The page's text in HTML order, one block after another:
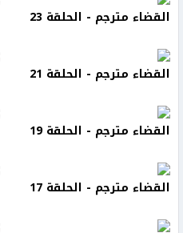
القضاء مترجم - الحلقة 23
القضاء مترجم - الحلقة 21
القضاء مترجم - الحلقة 19
القضاء مترجم - الحلقة 17